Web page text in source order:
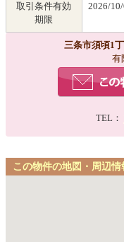
取引条件有効
期限
2026/10/
三条市須頃1
有
TEL：
この物件の地図・周辺